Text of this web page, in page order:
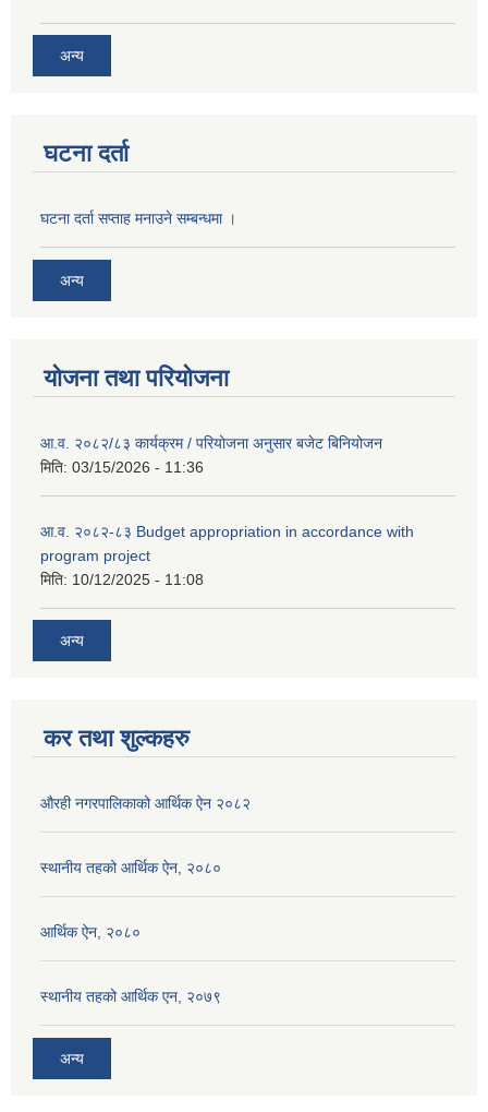
अन्य
घटना दर्ता
घटना दर्ता सप्ताह मनाउने सम्बन्धमा ।
अन्य
योजना तथा परियोजना
आ.व. २०८२/८३ कार्यक्रम / परियोजना अनुसार बजेट बिनियोजन
मिति: 03/15/2026 - 11:36
आ.व. २०८२-८३ Budget appropriation in accordance with
program project
मिति: 10/12/2025 - 11:08
अन्य
कर तथा शुल्कहरु
औरही नगरपालिकाको आर्थिक ऐन २०८२
स्थानीय तहको आर्थिक ऐन, २०८०
आर्थिक ऐन, २०८०
स्थानीय तहको आर्थिक एन, २०७९
अन्य